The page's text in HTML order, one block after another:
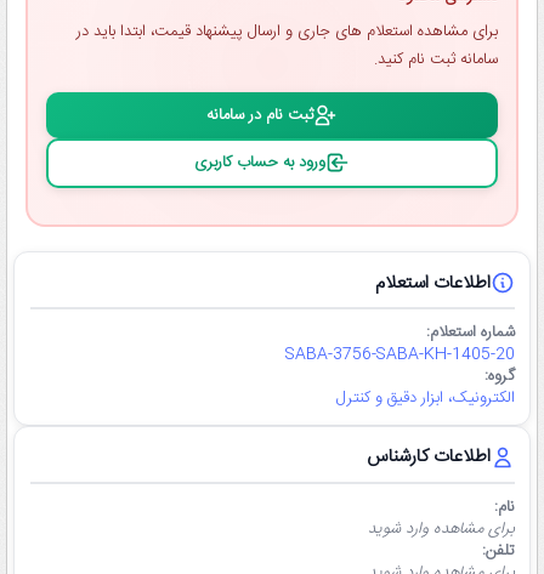
اطلاعات استعلام
شماره استعلام:
SABA-3756-SABA-KH-1405-20
گروه:
الکترونیک، ابزار دقیق و کنترل
اطلاعات کارشناس
نام:
برای مشاهده وارد شوید
تلفن:
برای مشاهده استعلام ‌های جاری و ارسال پیشنهاد قیمت، ابتدا باید در
سامانه ثبت ‌نام کنید.
ثبت ‌نام در سامانه
ورود به حساب کاربری